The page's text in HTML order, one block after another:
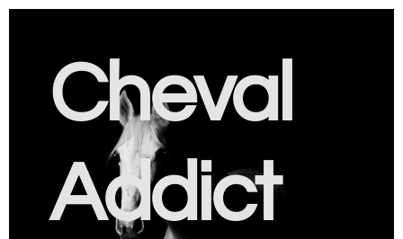
Cheval
Addict